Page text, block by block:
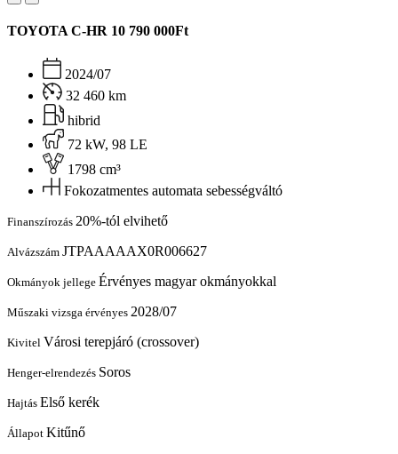
TOYOTA C-HR 10 790 000Ft
2024/07
32 460 km
hibrid
72 kW, 98 LE
1798 cm³
Fokozatmentes automata sebességváltó
Finanszírozás 20%-tól elvihető
Alvázszám JTPAAAAAX0R006627
Okmányok jellege Érvényes magyar okmányokkal
Műszaki vizsga érvényes 2028/07
Kivitel Városi terepjáró (crossover)
Henger-elrendezés Soros
Hajtás Első kerék
Állapot Kitűnő